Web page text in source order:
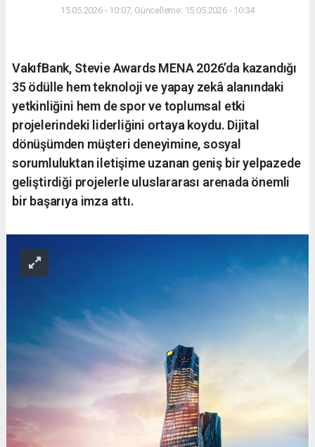
15.05.2026 - 10:07, Güncelleme: 15.05.2026 - 10:34
VakıfBank, Stevie Awards MENA 2026’da kazandığı
35 ödülle hem teknoloji ve yapay zekâ alanındaki
yetkinliğini hem de spor ve toplumsal etki
projelerindeki liderliğini ortaya koydu. Dijital
dönüşümden müşteri deneyimine, sosyal
sorumluluktan iletişime uzanan geniş bir yelpazede
geliştirdiği projelerle uluslararası arenada önemli
bir başarıya imza attı.